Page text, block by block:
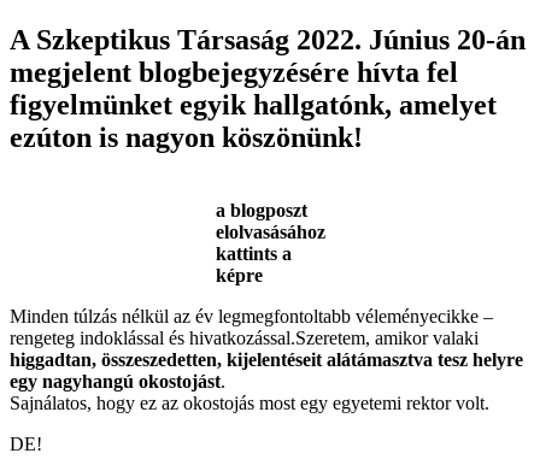
A Szkeptikus Társaság 2022. Június 20-án
megjelent blogbejegyzésére hívta fel
figyelmünket egyik hallgatónk, amelyet
ezúton is nagyon köszönünk!
a blogposzt
elolvasásához
kattints a
képre
Minden túlzás nélkül az év legmegfontoltabb véleményecikke –
rengeteg indoklással és hivatkozással.Szeretem, amikor valaki
higgadtan, összeszedetten, kijelentéseit alátámasztva tesz helyre
egy nagyhangú okostojást.
Sajnálatos, hogy ez az okostojás most egy egyetemi rektor volt.
DE!